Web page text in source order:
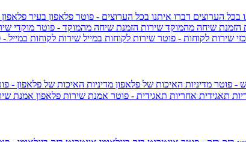
בכל הערוצים דברו איתנו בכל הערוצים - פוטר פלאפון בעיר
הזמנת שיחה מהמוקד שירות הזמנת שיחה מהמוקד - פוטר מוקדי
שירות לקוחות - פוטר שירות לקוחות במייל שירות לקוחות במייל -
- פוטר מדיניות האיכות של פלאפון מדיניות האיכות של פלאפון -
תאגידית אחריות תאגידית - פוטר אמנת שירות פלאפון אמנת